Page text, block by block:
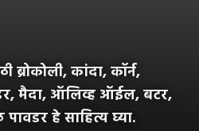
ब्रोकोली, कांदा, कॉर्न,
मैदा, ऑलिव्ह ऑईल, बटर,
हे साहित्य घ्या.